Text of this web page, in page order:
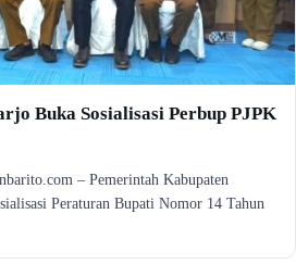
Buka Sosialisasi Perbup PJPK
– Pemerintah Kabupaten
Peraturan Bupati Nomor 14 Tahun